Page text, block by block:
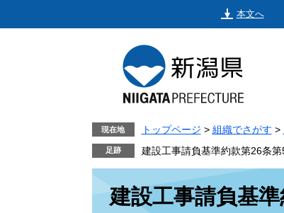
本文へ
現在地 トップページ > 組織でさがす >
建設工事請負基準約款第26条
建設工事請負基